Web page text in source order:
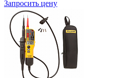
Запросить цену